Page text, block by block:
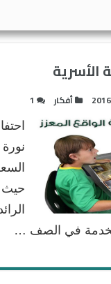
الأسرية
أفكار 1
حيث
في الصف …